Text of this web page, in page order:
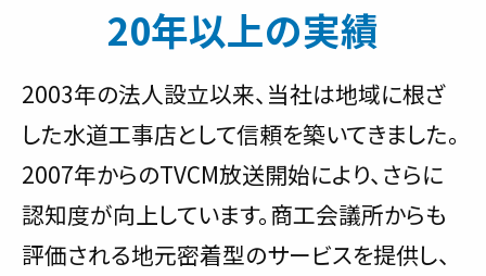
20年以上の実績
2003年の法人設立以来、当社は地域に根ざ
した水道工事店として信頼を築いてきました。
2007年からのTVCM放送開始により、さらに
認知度が向上しています。商工会議所からも
評価される地元密着型のサービスを提供し、